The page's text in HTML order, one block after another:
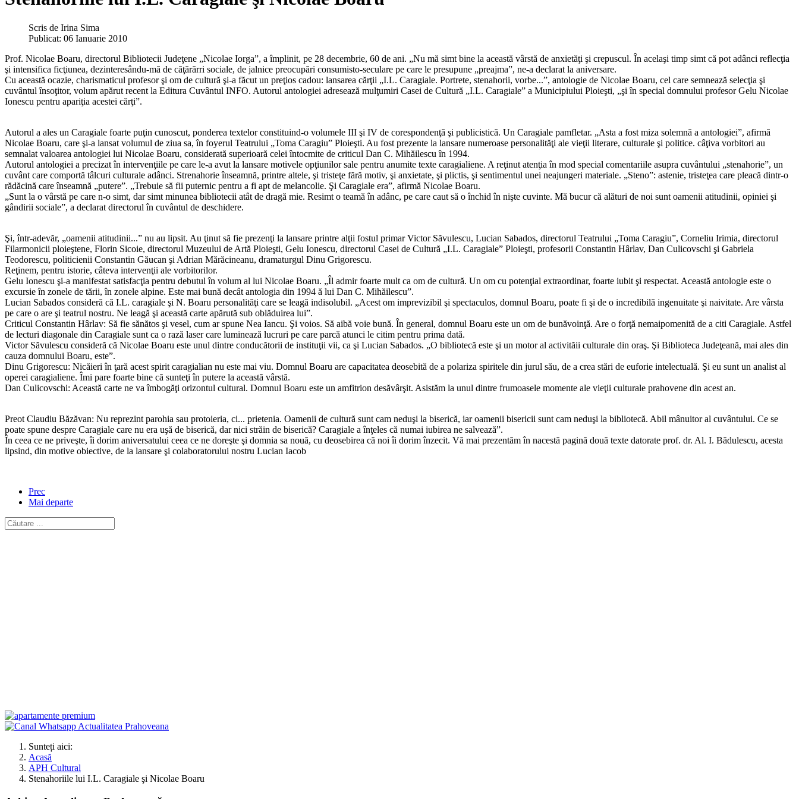
Scris de Irina Sima
Publicat: 06 Ianuarie 2010
Prof. Nicolae Boaru, directorul Bibliotecii Judeţene „Nicolae Iorga”, a împlinit, pe 28 decembrie, 60 de ani. „Nu mă simt bine la această vârstă de anxietăţi şi crepuscul. În acelaşi timp simt că pot adânci reflecţia
şi intensifica ficţiunea, dezinteresându-mă de căţărărri sociale, de jalnice preocupări consumisto-seculare pe care le presupune „preajma”, ne-a declarat la aniversare.
Cu această ocazie, charismaticul profesor şi om de cultură şi-a făcut un preţios cadou: lansarea cărţii „I.L. Caragiale. Portrete, stenahorii, vorbe...”, antologie de Nicolae Boaru, cel care semnează selecţia şi
cuvântul însoţitor, volum apărut recent la Editura Cuvântul INFO. Autorul antologiei adresează mulţumiri Casei de Cultură „I.L. Caragiale” a Municipiului Ploieşti, „şi în special domnului profesor Gelu Nicolae
Ionescu pentru apariţia acestei cărţi”.
Autorul a ales un Caragiale foarte puţin cunoscut, ponderea textelor constituind-o volumele III şi IV de corespondenţă şi publicistică. Un Caragiale pamfletar. „Asta a fost miza solemnă a antologiei”, afirmă
Nicolae Boaru, care şi-a lansat volumul de ziua sa, în foyerul Teatrului „Toma Caragiu” Ploieşti. Au fost prezente la lansare numeroase personalităţi ale vieţii literare, culturale şi politice. câţiva vorbitori au
semnalat valoarea antologiei lui Nicolae Boaru, considerată superioară celei întocmite de criticul Dan C. Mihăilescu în 1994.
Autorul antologiei a precizat în intervenţiile pe care le-a avut la lansare motivele opţiunilor sale pentru anumite texte caragialiene. A reţinut atenţia în mod special comentariile asupra cuvântului „stenahorie”, un
cuvânt care comportă tâlcuri culturale adânci. Strenahorie înseamnă, printre altele, şi tristeţe fără motiv, şi anxietate, şi plictis, şi sentimentul unei neajungeri materiale. „Steno”: astenie, tristeţea care pleacă dintr-o
rădăcină care înseamnă „putere”. „Trebuie să fii puternic pentru a fi apt de melancolie. Şi Caragiale era”, afirmă Nicolae Boaru.
„Sunt la o vârstă pe care n-o simt, dar simt minunea bibliotecii atât de dragă mie. Resimt o teamă în adânc, pe care caut să o închid în nişte cuvinte. Mă bucur că alături de noi sunt oamenii atitudinii, opiniei şi
gândirii sociale”, a declarat directorul în cuvântul de deschidere.
Şi, într-adevăr, „oamenii atitudinii...” nu au lipsit. Au ţinut să fie prezenţi la lansare printre alţii fostul primar Victor Săvulescu, Lucian Sabados, directorul Teatrului „Toma Caragiu”, Corneliu Irimia, directorul
Filarmonicii ploieştene, Florin Sicoie, directorul Muzeului de Artă Ploieşti, Gelu Ionescu, directorul Casei de Cultură „I.L. Caragiale” Ploieşti, profesorii Constantin Hârlav, Dan Culicovschi şi Gabriela
Teodorescu, politicienii Constantin Găucan şi Adrian Mărăcineanu, dramaturgul Dinu Grigorescu.
Reţinem, pentru istorie, câteva intervenţii ale vorbitorilor.
Gelu Ionescu şi-a manifestat satisfacţia pentru debutul în volum al lui Nicolae Boaru. „Îl admir foarte mult ca om de cultură. Un om cu potenţial extraordinar, foarte iubit şi respectat. Această antologie este o
excursie în zonele de tării, în zonele alpine. Este mai bună decât antologia din 1994 ă lui Dan C. Mihăilescu”.
Lucian Sabados consideră că I.L. caragiale şi N. Boaru personalităţi care se leagă indisolubil. „Acest om imprevizibil şi spectaculos, domnul Boaru, poate fi şi de o incredibilă ingenuitate şi naivitate. Are vârsta
pe care o are şi teatrul nostru. Ne leagă şi această carte apărută sub oblăduirea lui”.
Criticul Constantin Hârlav: Să fie sănătos şi vesel, cum ar spune Nea Iancu. Şi voios. Să aibă voie bună. În general, domnul Boaru este un om de bunăvoinţă. Are o forţă nemaipomenită de a citi Caragiale. Astfel
de lecturi diagonale din Caragiale sunt ca o rază laser care luminează lucruri pe care parcă atunci le citim pentru prima dată.
Victor Săvulescu consideră că Nicolae Boaru este unul dintre conducătorii de instituţii vii, ca şi Lucian Sabados. „O bibliotecă este şi un motor al activităii culturale din oraş. Şi Biblioteca Judeţeană, mai ales din
cauza domnului Boaru, este”.
Dinu Grigorescu: Nicăieri în ţară acest spirit caragialian nu este mai viu. Domnul Boaru are capacitatea deosebită de a polariza spiritele din jurul său, de a crea stări de euforie intelectuală. Şi eu sunt un analist al
operei caragialiene. Îmi pare foarte bine că sunteţi în putere la această vârstă.
Dan Culicovschi: Această carte ne va îmbogăţi orizontul cultural. Domnul Boaru este un amfitrion desăvârşit. Asistăm la unul dintre frumoasele momente ale vieţii culturale prahovene din acest an.
Preot Claudiu Băzăvan: Nu reprezint parohia sau protoieria, ci... prietenia. Oamenii de cultură sunt cam neduşi la biserică, iar oamenii bisericii sunt cam neduşi la bibliotecă. Abil mânuitor al cuvântului. Ce se
poate spune despre Caragiale care nu era uşă de biserică, dar nici străin de biserică? Caragiale a înţeles că numai iubirea ne salvează”.
În ceea ce ne priveşte, îi dorim aniversatului ceea ce ne doreşte şi domnia sa nouă, cu deosebirea că noi îi dorim înzecit. Vă mai prezentăm în nacestă pagină două texte datorate prof. dr. Al. I. Bădulescu, acesta
lipsind, din motive obiective, de la lansare şi colaboratorului nostru Lucian Iacob
Prec
Mai departe
Sunteți aici:
Acasă
APH Cultural
Stenahoriile lui I.L. Caragiale şi Nicolae Boaru